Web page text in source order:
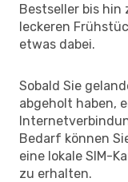
Bestseller bis hin
leckeren
etwas dabei.
Sobald Sie
abgeholt haben,
Bedarf können
eine lokale SIM-
zu erhalten.